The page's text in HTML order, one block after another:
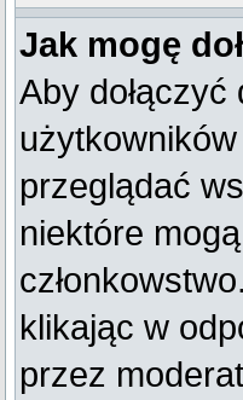
Jak mogę
Aby
przeglądać
niektóre
klikając w
przez